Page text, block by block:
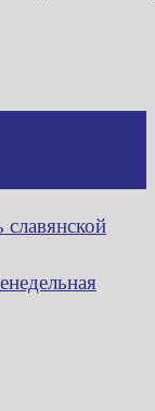
славянской